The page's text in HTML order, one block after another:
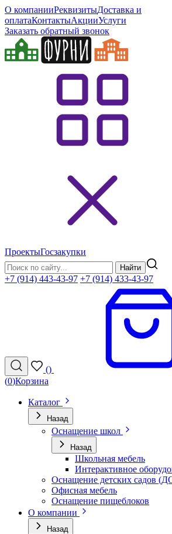
О компанииРеквизитыДоставка и
оплатаКонтактыАкцииУслуги
Заказать обратный звонок
ПроектыГосзакупки
Найти
+7 (914) 443-43-97 +7 (914) 433-43-97
()
(0)Корзина
Каталог
Назад
Оснащение школ
Назад
Школьная мебель
Интерактивное
Оснащение детских садов
Офисная мебель
Оснащение пищеблоков
О компании
Назад